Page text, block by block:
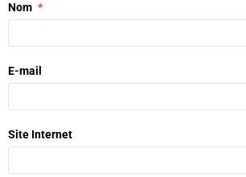
Nom
E-mail
Site Internet